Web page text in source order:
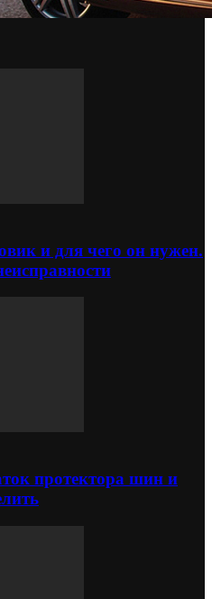
и для чего он нужен.
протектора шин и